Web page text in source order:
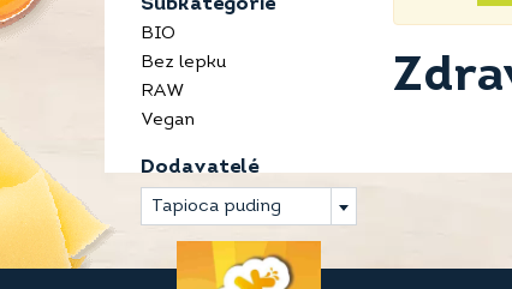
Subkategorie
BIO
Bez lepku
RAW
Vegan
Dodavatelé
Tapioca puding